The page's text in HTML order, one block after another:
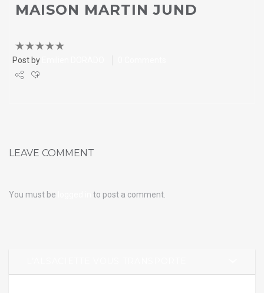
MAISON MARTIN JUND
Post by
Pin it
LEAVE COMMENT
You must be to post a comment.